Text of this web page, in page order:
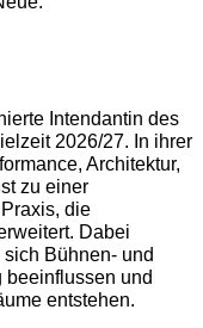
Intendantin des
2026/27. In ihrer
Architektur,
zu einer
die
Dabei
Bühnen- und
und
entstehen.